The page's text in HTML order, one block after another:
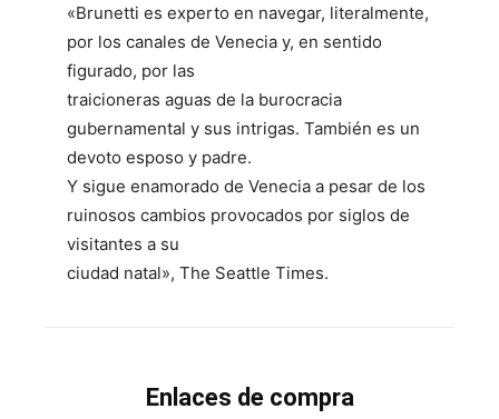
«Brunetti es experto en navegar, literalmente,
por los canales de Venecia y, en sentido
figurado, por las
traicioneras aguas de la burocracia
gubernamental y sus intrigas. También es un
devoto esposo y padre.
Y sigue enamorado de Venecia a pesar de los
ruinosos cambios provocados por siglos de
visitantes a su
ciudad natal», The Seattle Times.
Enlaces de compra